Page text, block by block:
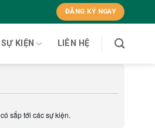
ĐĂNG KÝ NGAY
KIỆN LIÊN HỆ
sắp tới các sự kiện.